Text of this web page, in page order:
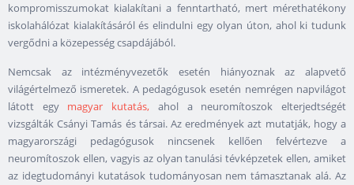
kompromisszumokat kialakítani a fenntartható, mert mérethatékony
iskolahálózat kialakításáról és elindulni egy olyan úton, ahol ki tudunk
vergődni a közepesség csapdájából.
Nemcsak az intézményvezetők esetén hiányoznak az alapvető
világértelmező ismeretek. A pedagógusok esetén nemrégen napvilágot
látott egy magyar kutatás, ahol a neuromítoszok elterjedtségét
vizsgálták Csányi Tamás és társai. Az eredmények azt mutatják, hogy a
magyarországi pedagógusok nincsenek kellően felvértezve a
neuromítoszok ellen, vagyis az olyan tanulási tévképzetek ellen, amiket
az idegtudományi kutatások tudományosan nem támasztanak alá. Az